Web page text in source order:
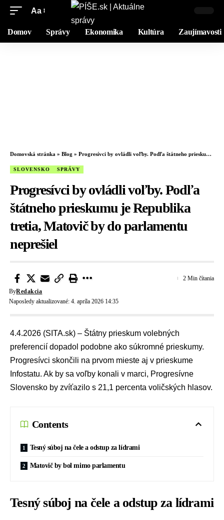
Aa
Domov Správy Ekonomika Kultúra Zaujímavosti
Domovská stránka » Blog » Progresívci by ovládli voľby. Podľa štátneho prieskumu je Republika tretia, Matovič by do parlamentu neprešiel
SLOVENSKO SPRÁVY
Progresívci by ovládli voľby. Podľa
štátneho prieskumu je Republika
tretia, Matovič by do parlamentu
neprešiel
Naposledy aktualizované: 4. apríla 2026 14:35
ByRedakcia
2 Min čítania
4.4.2026 (SITA.sk) – Štátny prieskum volebných
preferencií dopadol podobne ako súkromné prieskumy.
Progresívci skončili na prvom mieste aj v prieskume
Infostatu. Ak by sa voľby konali v marci, Progresívne
Slovensko by zvíťazilo s 21,1 percenta voličských hlasov.
Contents
Tesný súboj na čele a odstup za lídrami
Matovič by bol mimo parlamentu
Tesný súboj na čele a odstup za lídrami